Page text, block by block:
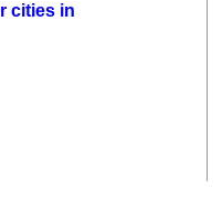
cities in